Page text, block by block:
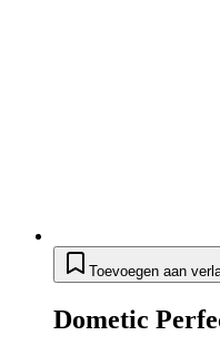
Toevoegen aan
Dometic